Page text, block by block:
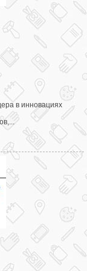
в инновациях